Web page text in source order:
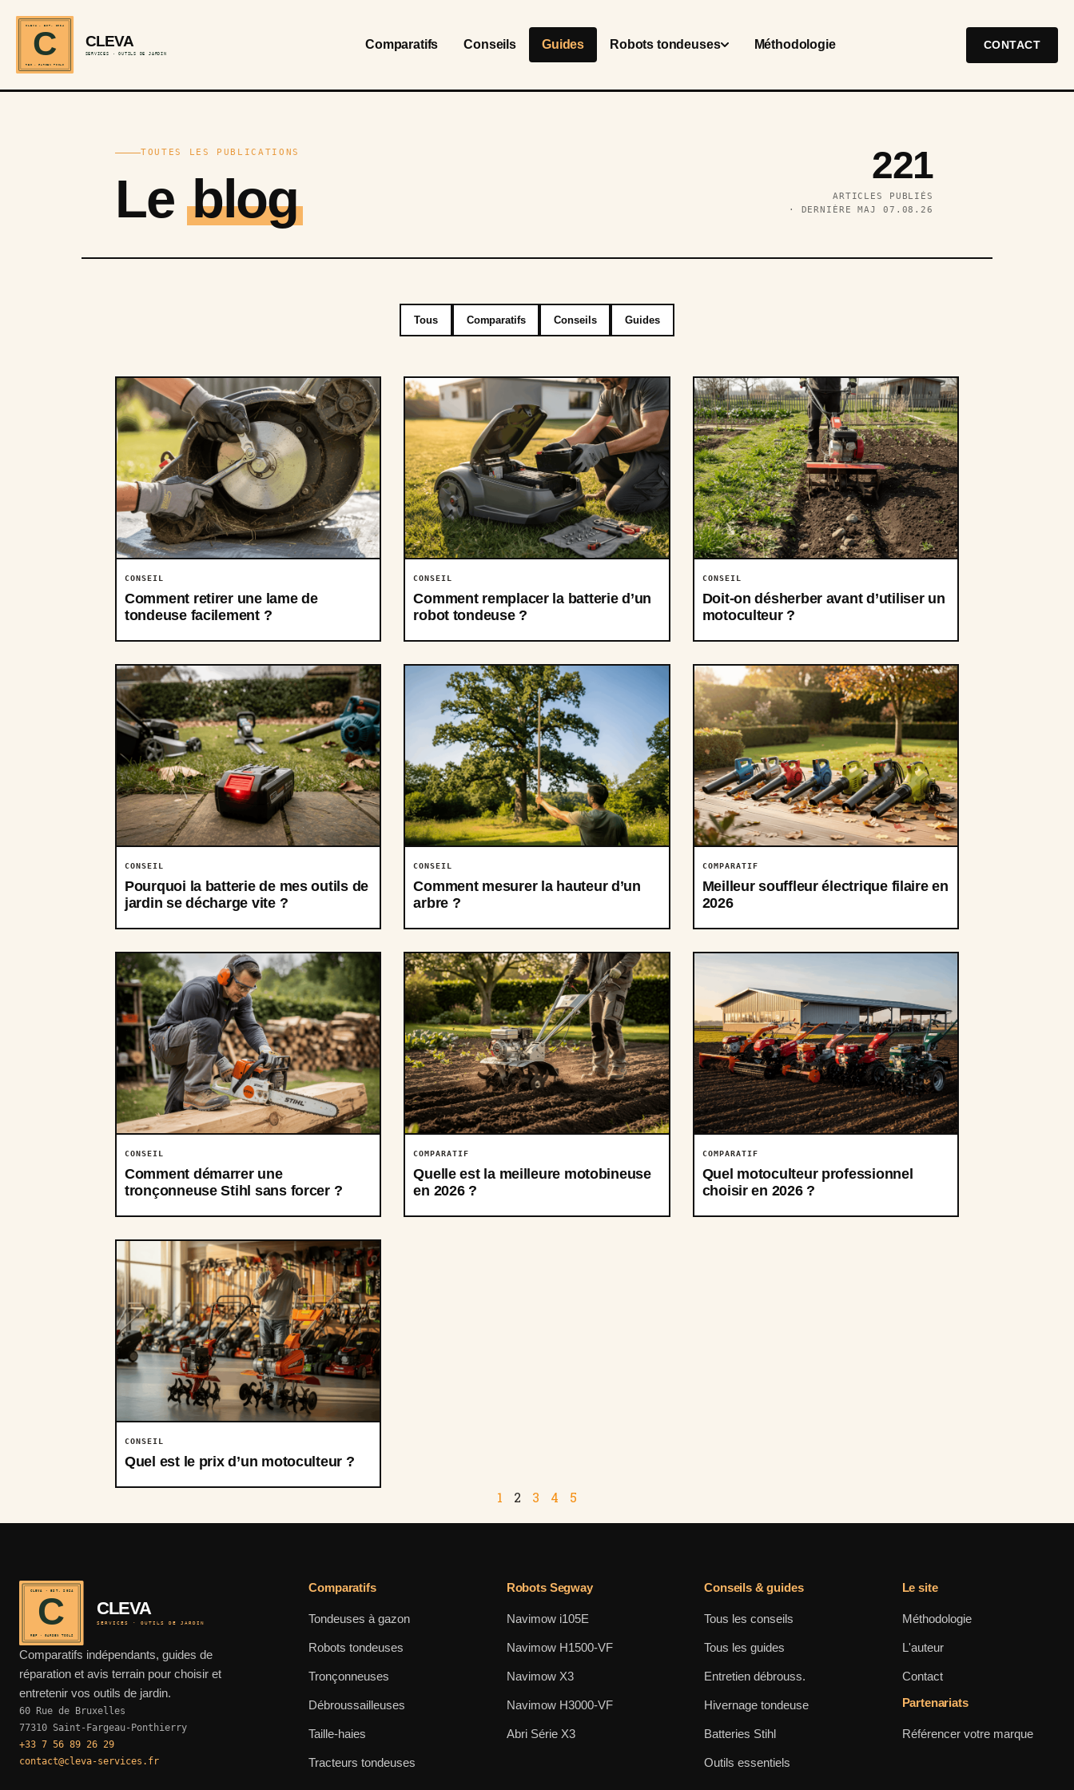
C
CLEVA · EST. 2024
REF · GARDEN TOOLS
CLEVA
SERVICES · OUTILS DE JARDIN
Comparatifs Conseils Guides Robots tondeuses Méthodologie CONTACT
TOUTES LES PUBLICATIONS
Le blog
221
ARTICLES PUBLIÉS
· DERNIÈRE MAJ 07.08.26
Tous Comparatifs Conseils Guides
CONSEIL
Comment retirer une lame de
tondeuse facilement ?
CONSEIL
Comment remplacer la batterie d’un
robot tondeuse ?
CONSEIL
Doit-on désherber avant d’utiliser un
motoculteur ?
CONSEIL
Pourquoi la batterie de mes outils de
jardin se décharge vite ?
CONSEIL
Comment mesurer la hauteur d’un
arbre ?
COMPARATIF
Meilleur souffleur électrique filaire en
2026
CONSEIL
Comment démarrer une
tronçonneuse Stihl sans forcer ?
COMPARATIF
Quelle est la meilleure motobineuse
en 2026 ?
COMPARATIF
Quel motoculteur professionnel
choisir en 2026 ?
CONSEIL
Quel est le prix d’un motoculteur ?
1 2 3 4 5
C
CLEVA · EST. 2024
REF · GARDEN TOOLS
CLEVA
SERVICES · OUTILS DE JARDIN
Comparatifs indépendants, guides de
réparation et avis terrain pour choisir et
entretenir vos outils de jardin.
60 Rue de Bruxelles
77310 Saint-Fargeau-Ponthierry
+33 7 56 89 26 29
contact@cleva-services.fr
Comparatifs
Tondeuses à gazon
Robots tondeuses
Tronçonneuses
Débroussailleuses
Taille-haies
Tracteurs tondeuses
Robots Segway
Navimow i105E
Navimow H1500-VF
Navimow X3
Navimow H3000-VF
Abri Série X3
Conseils & guides
Tous les conseils
Tous les guides
Entretien débrouss.
Hivernage tondeuse
Batteries Stihl
Outils essentiels
Le site
Méthodologie
L'auteur
Contact
Partenariats
Référencer votre marque